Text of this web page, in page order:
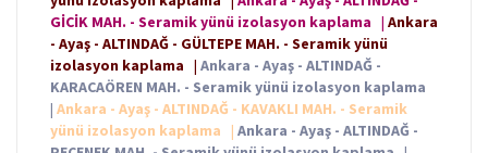
GİCİK MAH. - Seramik yünü izolasyon kaplama | Ankara
- Ayaş - ALTINDAĞ - GÜLTEPE MAH. - Seramik yünü
izolasyon kaplama | Ankara - Ayaş - ALTINDAĞ -
KARACAÖREN MAH. - Seramik yünü izolasyon kaplama
| Ankara - Ayaş - ALTINDAĞ - KAVAKLI MAH. - Seramik
yünü izolasyon kaplama
| Ankara - Ayaş - ALTINDAĞ -